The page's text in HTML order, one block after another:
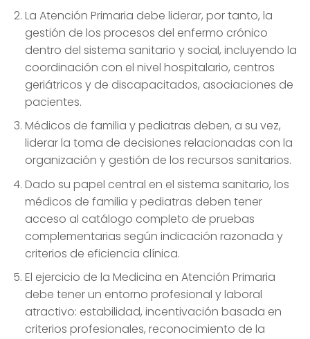
La Atención Primaria debe liderar, por tanto, la
gestión de los procesos del enfermo crónico
dentro del sistema sanitario y social, incluyendo la
coordinación con el nivel hospitalario, centros
geriátricos y de discapacitados, asociaciones de
pacientes.
Médicos de familia y pediatras deben, a su vez,
liderar la toma de decisiones relacionadas con la
organización y gestión de los recursos sanitarios.
Dado su papel central en el sistema sanitario, los
médicos de familia y pediatras deben tener
acceso al catálogo completo de pruebas
complementarias según indicación razonada y
criterios de eficiencia clínica.
El ejercicio de la Medicina en Atención Primaria
debe tener un entorno profesional y laboral
atractivo: estabilidad, incentivación basada en
criterios profesionales, reconocimiento de la